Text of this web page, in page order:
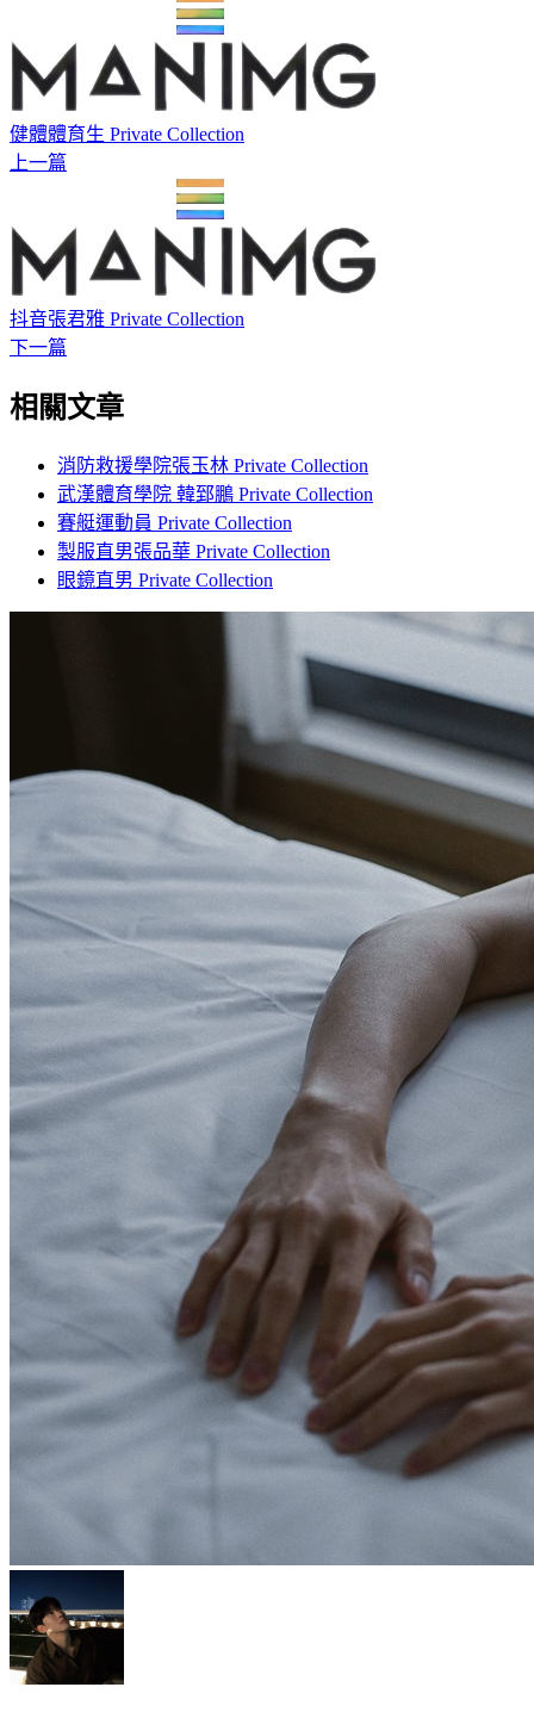
健體體育生 Private Collection
上一篇
抖音張君雅 Private Collection
下一篇
相關文章
消防救援學院張玉林 Private Collection
武漢體育學院 韓郅鵬 Private Collection
賽艇運動員 Private Collection
製服直男張品華 Private Collection
眼鏡直男 Private Collection